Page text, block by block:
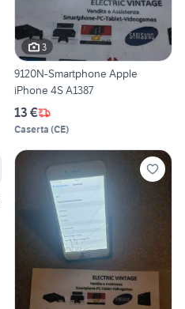
3
9120N-Smartphone Apple
iPhone 4S A1387
13 €
Caserta (CE)